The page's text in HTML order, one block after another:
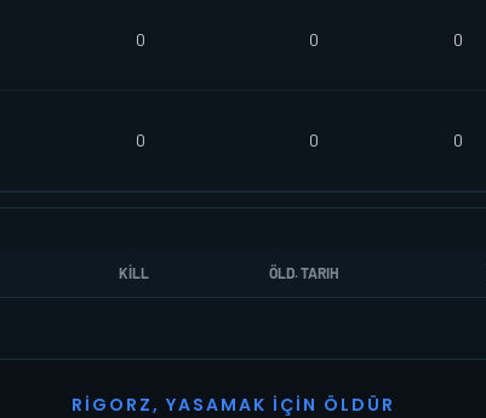
0 0 0
0 0 0
KILL ÖLD. TARIH
R I G O R Z, YASAMAK İ ÇI N Ö L D Ü R